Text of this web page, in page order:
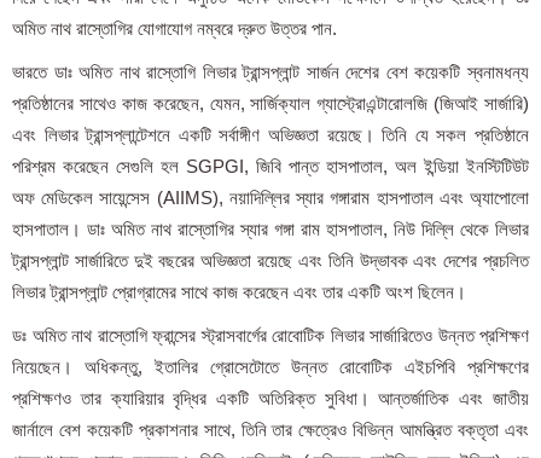
অমিত নাথ রাস্তোগির যোগাযোগ নম্বরে দ্রুত উত্তর পান.
ভারতে ডাঃ অমিত নাথ রাস্তোগি লিভার ট্রান্সপ্লান্ট সার্জন দেশের বেশ কয়েকটি স্বনামধন্য
প্রতিষ্ঠানের সাথেও কাজ করেছেন, যেমন, সার্জিক্যাল গ্যাস্ট্রোএন্টারোলজি (জিআই সার্জারি)
এবং লিভার ট্রান্সপ্লান্টেশনে একটি সর্বাঙ্গীণ অভিজ্ঞতা রয়েছে। তিনি যে সকল প্রতিষ্ঠানে
পরিশ্রম করেছেন সেগুলি হল SGPGI, জিবি পান্ত হাসপাতাল, অল ইন্ডিয়া ইনস্টিটিউট
অফ মেডিকেল সায়েন্সেস (AIIMS), নয়াদিল্লির স্যার গঙ্গারাম হাসপাতাল এবং অ্যাপোলো
হাসপাতাল। ডাঃ অমিত নাথ রাস্তোগির স্যার গঙ্গা রাম হাসপাতাল, নিউ দিল্লি থেকে লিভার
ট্রান্সপ্লান্ট সার্জারিতে দুই বছরের অভিজ্ঞতা রয়েছে এবং তিনি উদ্ভাবক এবং দেশের প্রচলিত
লিভার ট্রান্সপ্লান্ট প্রোগ্রামের সাথে কাজ করেছেন এবং তার একটি অংশ ছিলেন।
ডঃ অমিত নাথ রাস্তোগি ফ্রান্সের স্ট্রাসবার্গের রোবোটিক লিভার সার্জারিতেও উন্নত প্রশিক্ষণ
নিয়েছেন। অধিকন্তু, ইতালির গ্রোসেটোতে উন্নত রোবোটিক এইচপিবি প্রশিক্ষণের
প্রশিক্ষণও তার ক্যারিয়ার বৃদ্ধির একটি অতিরিক্ত সুবিধা। আন্তর্জাতিক এবং জাতীয়
জার্নালে বেশ কয়েকটি প্রকাশনার সাথে, তিনি তার ক্ষেত্রেও বিভিন্ন আমন্ত্রিত বক্তৃতা এবং